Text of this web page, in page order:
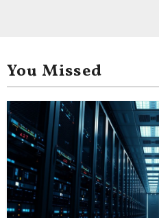
You Missed